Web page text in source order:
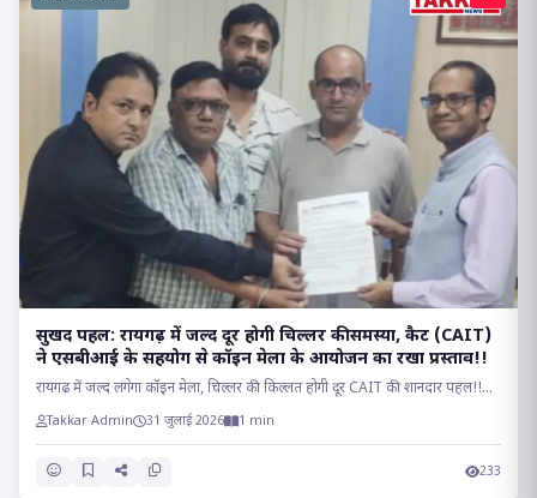
सुखद पहल: रायगढ़ में जल्द दूर होगी चिल्लर की समस्या, कैट (CAIT)
ने एसबीआई के सहयोग से कॉइन मेला के आयोजन का रखा प्रस्ताव!!
रायगढ़ में जल्द लगेगा कॉइन मेला, चिल्लर की किल्लत होगी दूर CAIT की शानदार पहल!!...
Takkar Admin 31 जुलाई 2026 1 min
233